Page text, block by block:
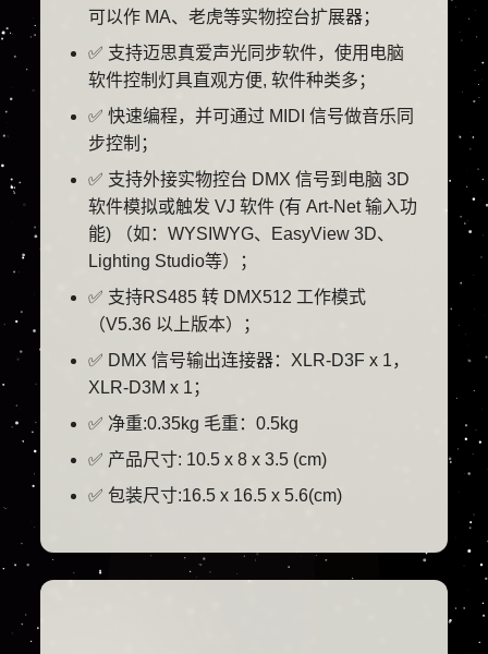
可以作 MA、老虎等实物控台扩展器；
✅ 支持迈思真爱声光同步软件，使用电脑
软件控制灯具直观方便, 软件种类多；
✅ 快速编程，并可通过 MIDI 信号做音乐同
步控制；
✅ 支持外接实物控台 DMX 信号到电脑 3D
软件模拟或触发 VJ 软件 (有 Art-Net 输入功
能) （如：WYSIWYG、EasyView 3D、
Lighting Studio等）；
✅ 支持RS485 转 DMX512 工作模式
（V5.36 以上版本）；
✅ DMX 信号输出连接器：XLR-D3F x 1，
XLR-D3M x 1；
✅ 净重:0.35kg 毛重：0.5kg
✅ 产品尺寸: 10.5 x 8 x 3.5 (cm)
✅ 包装尺寸:16.5 x 16.5 x 5.6(cm)